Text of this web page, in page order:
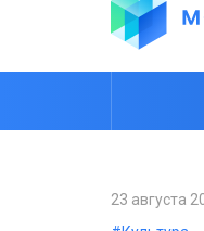
23 августа